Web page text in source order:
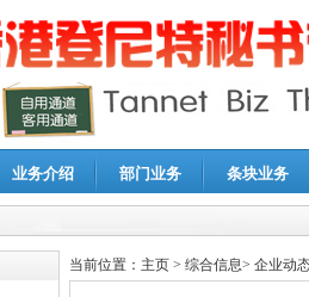
业务介绍 部门业务 条块业务
汇算清缴申报鉴证
当前位置： 主页 > 综合信息> 企业动